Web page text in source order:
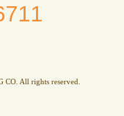
All rights reserved.